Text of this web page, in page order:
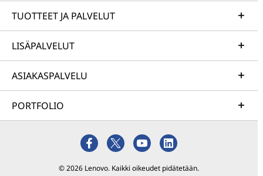
TUOTTEET JA PALVELUT
LISÄPALVELUT
ASIAKASPALVELU
PORTFOLIO
© 2026 Lenovo. Kaikki oikeudet pidätetään.